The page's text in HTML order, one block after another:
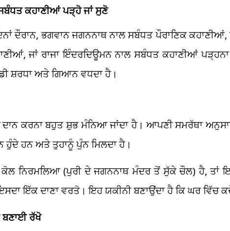
ਕਹਾਣੀਆਂ ਪੜ੍ਹੋ ਜਾਂ ਸੁਣੋ
ਦੌਰਾਨ, ਭਗਵਾਨ ਜਗਨਨਾਥ ਨਾਲ ਸਬੰਧਤ ਪੌਰਾਣਿਕ ਕਹਾਣੀਆਂ,
ਜਾਂ ਰਾਜਾ ਇੰਦਰਦਿਊਮਨ ਨਾਲ ਸਬੰਧਤ ਕਹਾਣੀਆਂ
ਸ਼ਰਧਾ ਅਤੇ ਗਿਆਨ ਵਧਦਾ ਹੈ।
ਦਾਨ ਕਰਨਾ ਬਹੁਤ ਸ਼ੁਭ ਮੰਨਿਆ ਜਾਂਦਾ ਹੈ। ਆਪਣੀ ਸਮਰੱਥਾ
ਹੁੰਦੇ ਹਨ ਅਤੇ ਤੁਹਾਨੂੰ ਪੁੰਨ ਮਿਲਦਾ ਹੈ।
ਨਿਰਮਲਿਆ (ਪੁਰੀ ਦੇ ਜਗਨਨਾਥ ਮੰਦਰ ਤੋਂ ਸੁੱਕੇ ਚੌਲ) ਹੈ, ਤਾਂ
ਇੱਕ ਦਾਣਾ ਵਰਤੋ। ਇਹ ਯਕੀਨੀ ਬਣਾਉਂਦਾ ਹੈ ਕਿ ਘਰ ਵਿੱਚ
ਬਣਾਈ ਰੱਖੋ